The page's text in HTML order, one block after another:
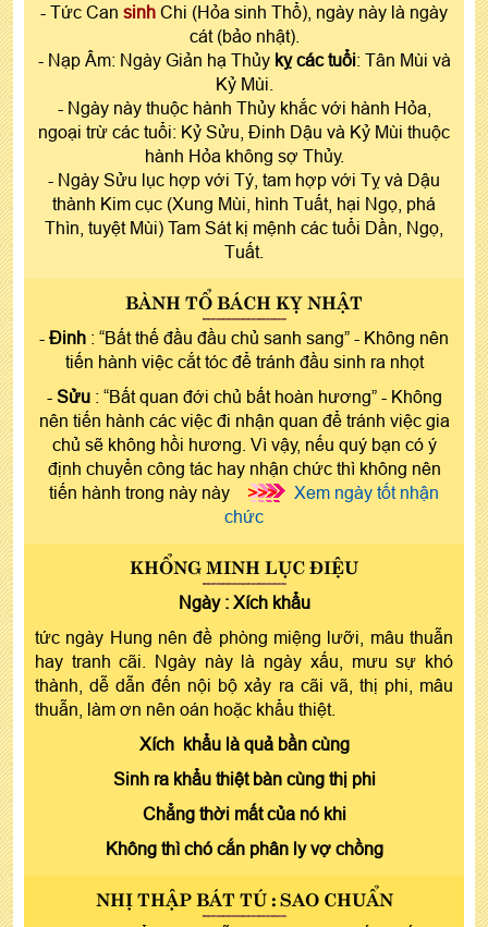
- Tức Can sinh Chi (Hỏa sinh Thổ), ngày này là ngày
cát (bảo nhật).
- Nạp Âm: Ngày Giản hạ Thủy kỵ các tuổi: Tân Mùi và
Kỷ Mùi.
- Ngày này thuộc hành Thủy khắc với hành Hỏa,
ngoại trừ các tuổi: Kỷ Sửu, Đinh Dậu và Kỷ Mùi thuộc
hành Hỏa không sợ Thủy.
- Ngày Sửu lục hợp với Tý, tam hợp với Tỵ và Dậu
thành Kim cục (Xung Mùi, hình Tuất, hại Ngọ, phá
Thìn, tuyệt Mùi) Tam Sát kị mệnh các tuổi Dần, Ngọ,
Tuất.
BÀNH TỔ BÁCH KỴ NHẬT
- Đinh : “Bất thế đầu đầu chủ sanh sang” - Không nên
tiến hành việc cắt tóc để tránh đầu sinh ra nhọt
- Sửu: “Bất quan đới chủ bất hoàn hương” - Không
nên tiến hành các việc đi nhận quan để tránh việc gia
chủ sẽ không hồi hương. Vì vậy, nếu quý bạn có ý
định chuyển công tác hay nhận chức thì không nên
tiến hành trong này này
>>>
Xem ngày tốt nhận
chức
KHỔNG MINH LỤC ĐIỆU
Ngày : Xích khẩu
tức ngày Hung nên đề phòng miệng lưỡi, mâu thuẫn
hay tranh cãi. Ngày này là ngày xấu, mưu sự khó
thành, dễ dẫn đến nội bộ xảy ra cãi vã, thị phi, mâu
thuẫn, làm ơn nên oán hoặc khẩu thiệt.
Xích khẩu là quả bần cùng
Sinh ra khẩu thiệt bàn cùng thị phi
Chẳng thời mất của nó khi
Không thì chó cắn phân ly vợ chồng
NHỊ THẬP BÁT TÚ : SAO CHUẨN